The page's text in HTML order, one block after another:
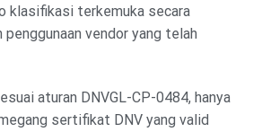
klasifikasi terkemuka secara
vendor yang telah
aturan DNVGL-CP-0484, hanya
sertifikat DNV yang valid